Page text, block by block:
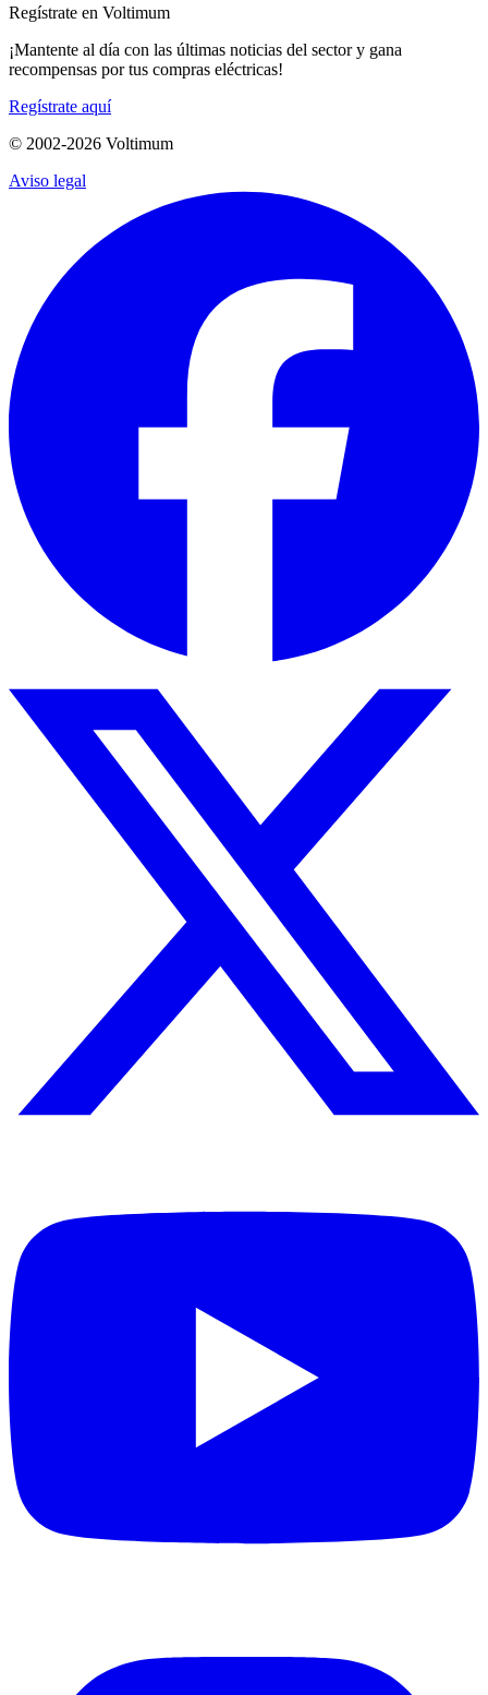
Regístrate en Voltimum
¡Mantente al día con las últimas noticias del sector y gana
recompensas por tus compras eléctricas!
Regístrate aquí
© 2002-2026 Voltimum
Aviso legal